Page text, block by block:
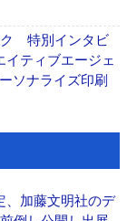
ク 特別インタビ
ティブエージェ
ソナライズ印刷
加藤文明社のデ